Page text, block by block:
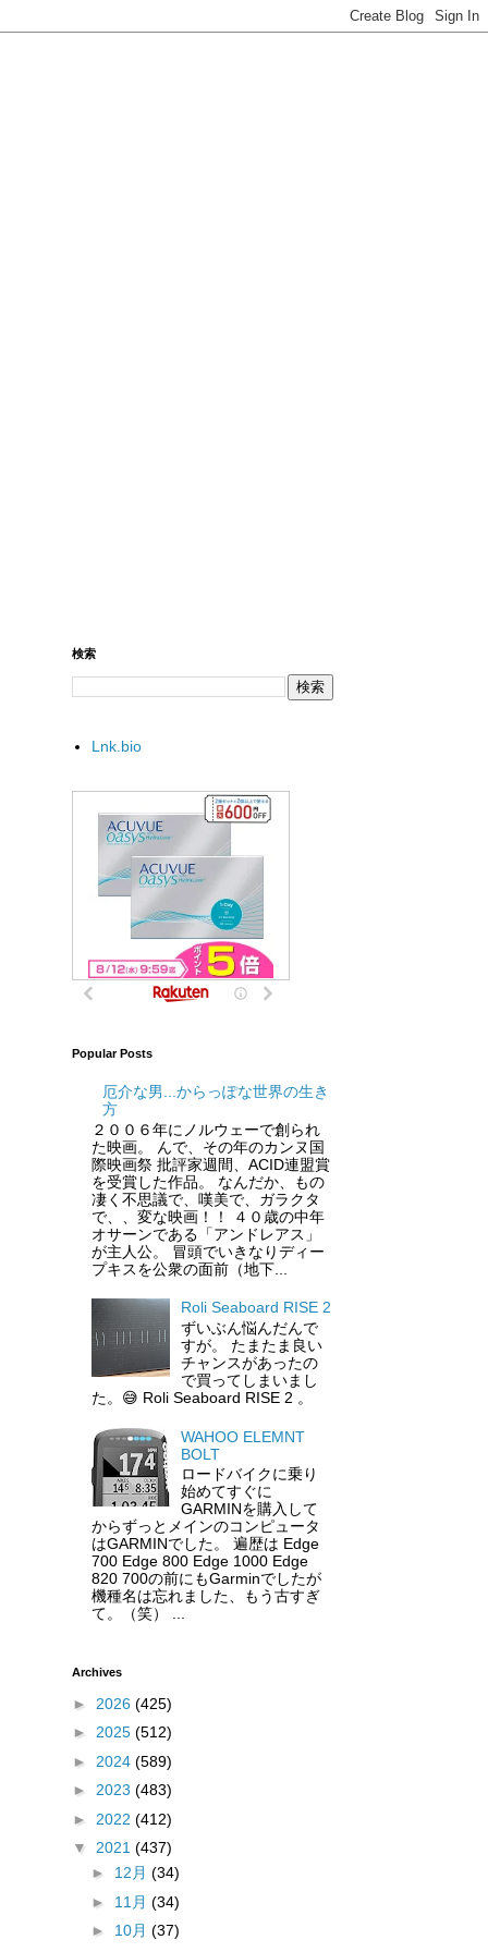
検索
Lnk.bio
Popular Posts
厄介な男...からっぽな世界の生き
方
２００６年にノルウェーで創られ
た映画。 んで、その年のカンヌ国
際映画祭 批評家週間、ACID連盟賞
を受賞した作品。 なんだか、もの
凄く不思議で、嘆美で、ガラクタ
で、、変な映画！！ ４０歳の中年
オサーンである「アンドレアス」
が主人公。 冒頭でいきなりディー
プキスを公衆の面前（地下...
Roli Seaboard RISE 2
ずいぶん悩んだんで
すが。 たまたま良い
チャンスがあったの
で買ってしまいまし
た。😅 Roli Seaboard RISE 2 。
WAHOO ELEMNT
BOLT
ロードバイクに乗り
始めてすぐに
GARMINを購入して
からずっとメインのコンピュータ
はGARMINでした。 遍歴は Edge
700 Edge 800 Edge 1000 Edge
820 700の前にもGarminでしたが
機種名は忘れました、もう古すぎ
て。（笑） ...
Archives
► 2026 (425)
► 2025 (512)
► 2024 (589)
► 2023 (483)
► 2022 (412)
▼ 2021 (437)
► 12月 (34)
► 11月 (34)
► 10月 (37)